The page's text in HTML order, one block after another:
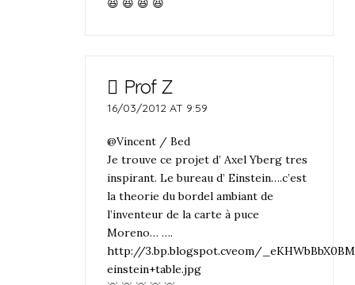
😆 😆 😆 😆
Prof Z
16/03/2012 AT 9:59
@Vincent / Bed
Je trouve ce projet d’ Axel Yberg tres
inspirant. Le bureau d’ Einstein….c’est
la theorie du bordel ambiant de
l’inventeur de la carte à puce
Moreno… ….
http://3.bp.blogspot.cveom/
einstein+table.jpg